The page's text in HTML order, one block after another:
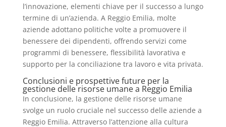
l’innovazione, elementi chiave per il successo a lungo
termine di un’azienda. A Reggio Emilia, molte
aziende adottano politiche volte a promuovere il
benessere dei dipendenti, offrendo servizi come
programmi di benessere, flessibilità lavorativa e
supporto per la conciliazione tra lavoro e vita privata.
Conclusioni e prospettive future per la
gestione delle risorse umane a Reggio Emilia
In conclusione, la gestione delle risorse umane
svolge un ruolo cruciale nel successo delle aziende a
Reggio Emilia. Attraverso l’attenzione alla cultura